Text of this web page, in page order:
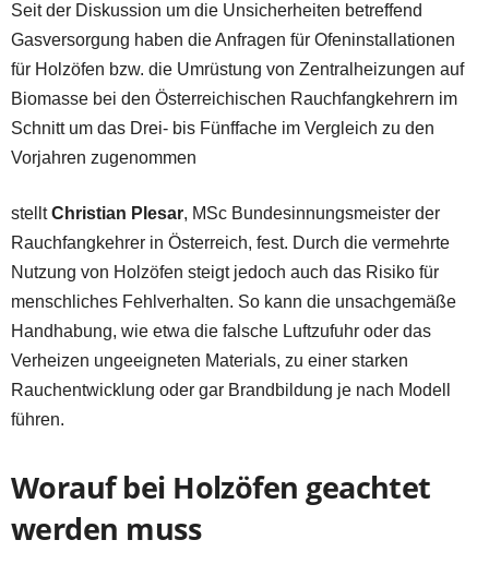
Seit der Diskussion um die Unsicherheiten betreffend
Gasversorgung haben die Anfragen für Ofeninstallationen
für Holzöfen bzw. die Umrüstung von Zentralheizungen auf
Biomasse bei den Österreichischen Rauchfangkehrern im
Schnitt um das Drei- bis Fünffache im Vergleich zu den
Vorjahren zugenommen
stelltChristian Plesar, MSc Bundesinnungsmeister der
Rauchfangkehrer in Österreich, fest. Durch die vermehrte
Nutzung von Holzöfen steigt jedoch auch das Risiko für
menschliches Fehlverhalten. So kann die unsachgemäße
Handhabung, wie etwa die falsche Luftzufuhr oder das
Verheizen ungeeigneten Materials, zu einer starken
Rauchentwicklung oder gar Brandbildung je nach Modell
führen.
Worauf bei Holzöfen geachtet
werden muss